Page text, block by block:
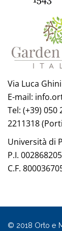
Via Luca
E-mail:
Tel: (+39)
2211318
Università di
P.I.
C.F.
© 2018 Orto e